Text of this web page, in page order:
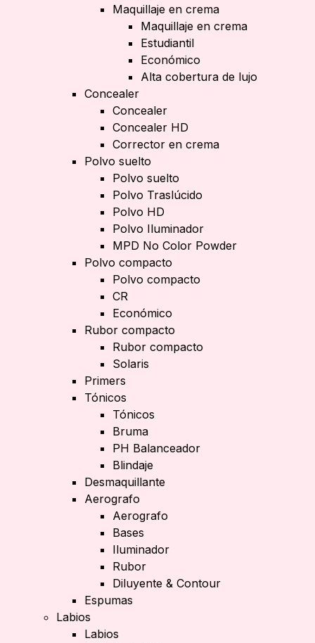
Maquillaje en crema
Maquillaje en crema
Estudiantil
Económico
Alta cobertura de lujo
Concealer
Concealer
Concealer HD
Corrector en crema
Polvo suelto
Polvo suelto
Polvo Traslúcido
Polvo HD
Polvo Iluminador
MPD No Color Powder
Polvo compacto
Polvo compacto
CR
Económico
Rubor compacto
Rubor compacto
Solaris
Primers
Tónicos
Tónicos
Bruma
PH Balanceador
Blindaje
Desmaquillante
Aerografo
Aerografo
Bases
Iluminador
Rubor
Diluyente & Contour
Espumas
Labios
Labios